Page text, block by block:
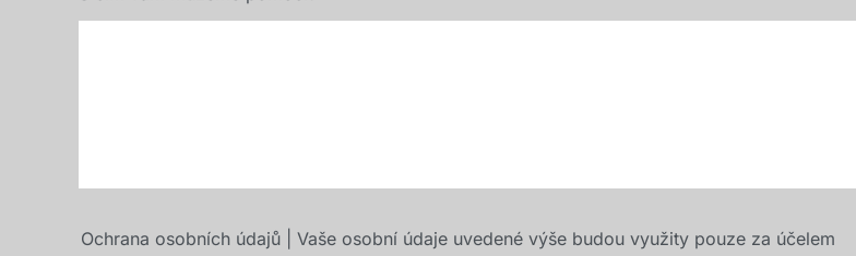
Ochrana osobních údajů | Vaše osobní údaje uvedené výše budou využity pouze za účelem